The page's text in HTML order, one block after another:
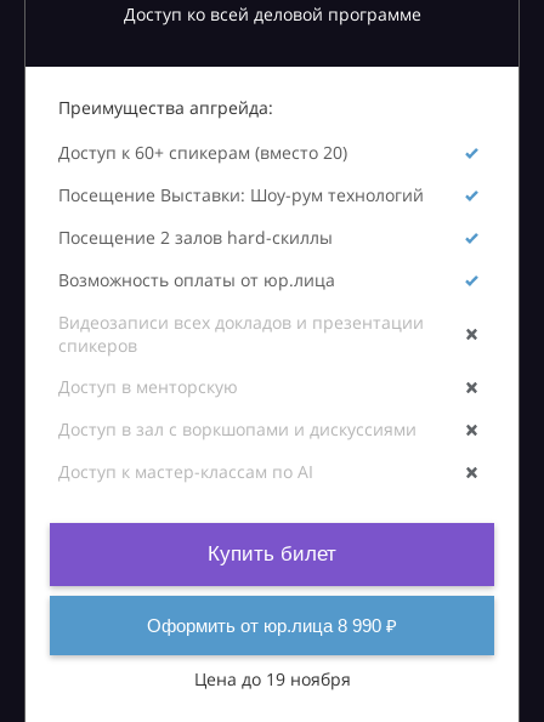
Доступ ко всей деловой программе
Преимущества апгрейда:
Доступ к 60+ спикерам (вместо 20)
Посещение Выставки: Шоу-рум технологий
Посещение 2 залов hard-скиллы
Возможность оплаты от юр.лица
Видеозаписи всех докладов и презентации
спикеров
Доступ в менторскую
Доступ в зал с воркшопами и дискуссиями
Доступ к мастер-классам по AI
Купить билет
Оформить от юр.лица 8 990 ₽
Цена до 19 ноября